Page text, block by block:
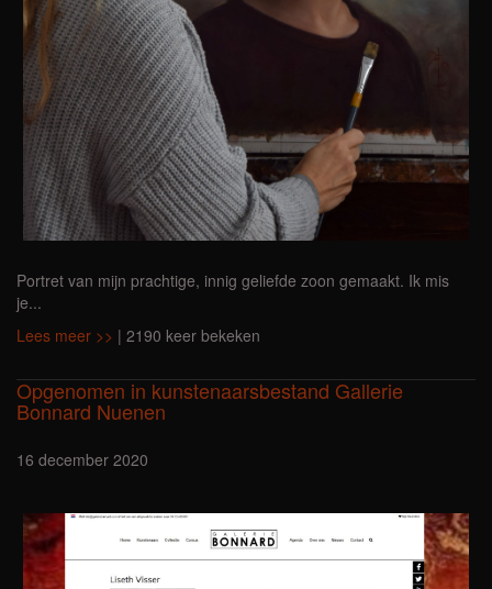
Portret van mijn prachtige, innig geliefde zoon gemaakt. Ik mis
je...
Lees meer >> | 2190 keer bekeken
Opgenomen in kunstenaarsbestand Gallerie
Bonnard Nuenen
16 december 2020